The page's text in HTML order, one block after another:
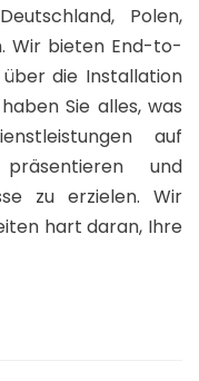
Polen,
Wir bieten End-to-
die Installation
Sie alles, was
auf
und
zu erzielen. Wir
hart daran, Ihre